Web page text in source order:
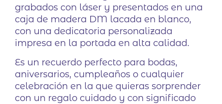
grabados con láser y presentados en una
caja de madera DM lacada en blanco,
con una dedicatoria personalizada
impresa en la portada en alta calidad.
Es un recuerdo perfecto para bodas,
aniversarios, cumpleaños o cualquier
celebración en la que quieras sorprender
con un regalo cuidado y con significado